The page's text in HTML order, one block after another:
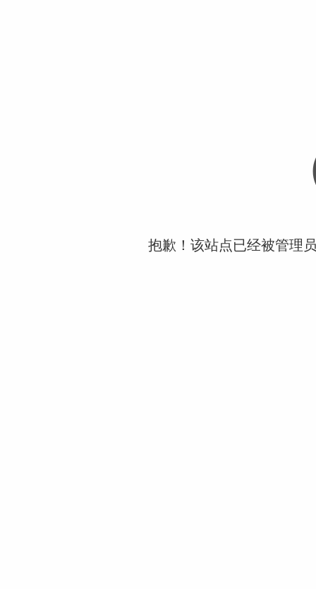
抱歉！该站点已经被管理